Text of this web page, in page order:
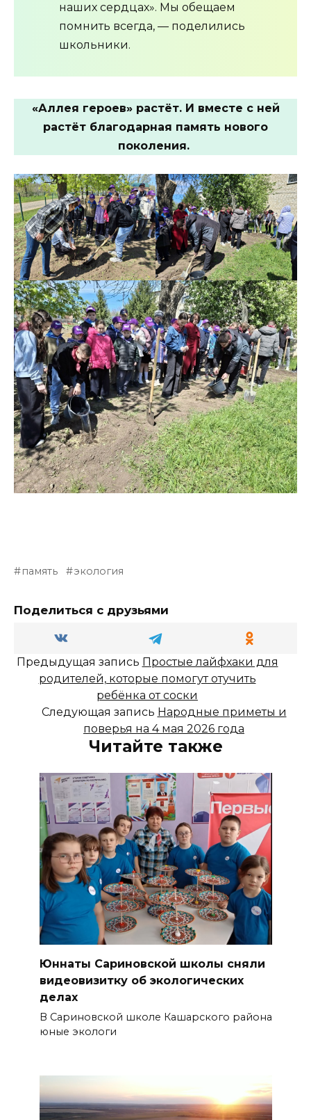
наших сердцах». Мы обещаем
помнить всегда, — поделились
школьники.
«Аллея героев» растёт. И вместе с ней
растёт благодарная память нового
поколения.
память экология
Поделиться с друзьями
Предыдущая запись Простые лайфхаки для
родителей, которые помогут отучить
ребёнка от соски
Следующая запись Народные приметы и
поверья на 4 мая 2026 года
Читайте также
Юннаты Сариновской школы сняли
видеовизитку об экологических
делах
В Сариновской школе Кашарского района
юные экологи